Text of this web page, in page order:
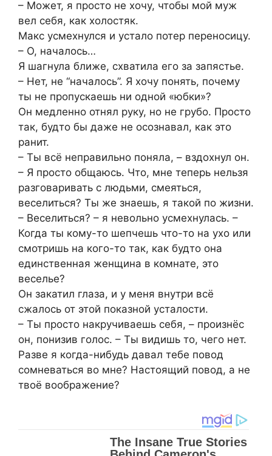
– Может, я просто не хочу, чтобы мой муж
вел себя, как холостяк.
Макс усмехнулся и устало потер переносицу.
– О, началось…
Я шагнула ближе, схватила его за запястье.
– Нет, не “началось”. Я хочу понять, почему
ты не пропускаешь ни одной «юбки»?
Он медленно отнял руку, но не грубо. Просто
так, будто бы даже не осознавал, как это
ранит.
– Ты всё неправильно поняла, – вздохнул он.
– Я просто общаюсь. Что, мне теперь нельзя
разговаривать с людьми, смеяться,
веселиться? Ты же знаешь, я такой по жизни.
– Веселиться? – я невольно усмехнулась. –
Когда ты кому-то шепчешь что-то на ухо или
смотришь на кого-то так, как будто она
единственная женщина в комнате, это
веселье?
Он закатил глаза, и у меня внутри всё
сжалось от этой показной усталости.
– Ты просто накручиваешь себя, – произнёс
он, понизив голос. – Ты видишь то, чего нет.
Разве я когда-нибудь давал тебе повод
сомневаться во мне? Настоящий повод, а не
твоё воображение?